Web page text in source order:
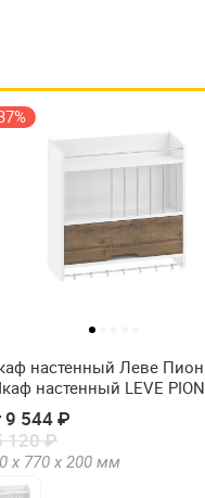
настенный Леве Пион
настенный LEVE PION
SHELF)
9 544 ₽
120 ₽
х 770 х 200 мм